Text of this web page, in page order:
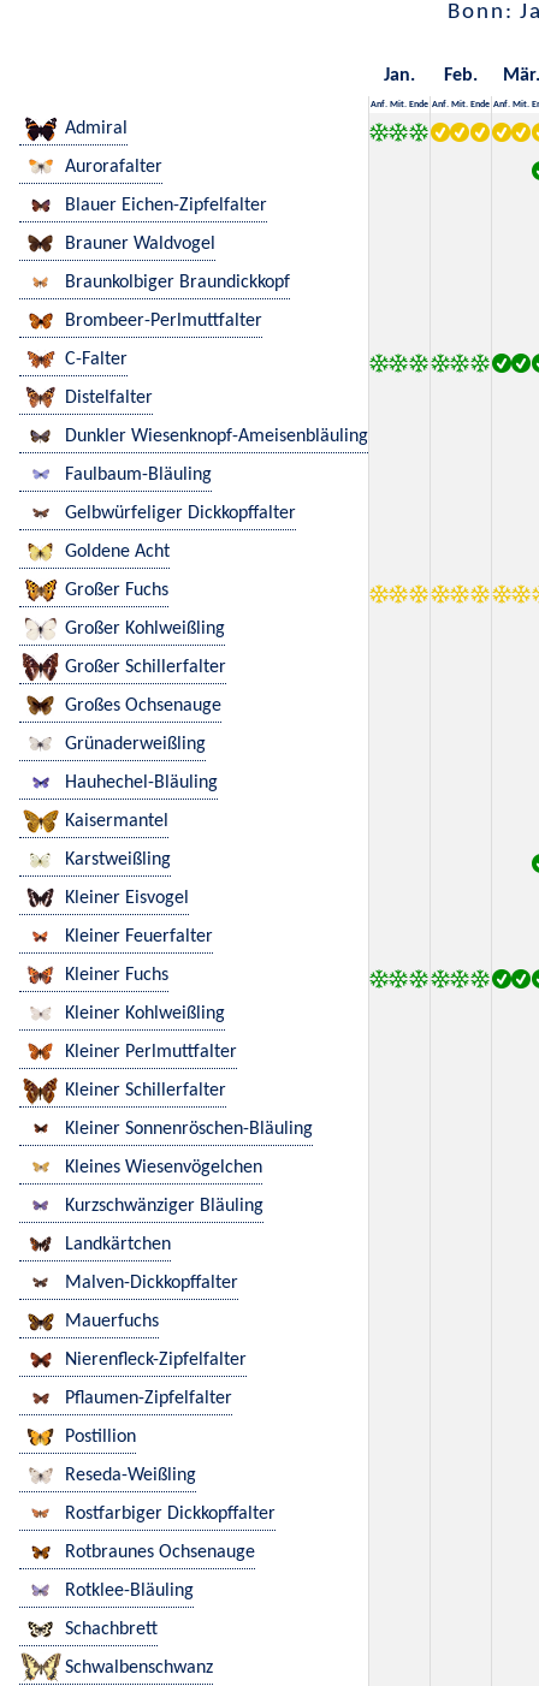
Bonn:
Jan. Feb. Mär.
Anf. Mit. Ende Anf. Mit. Ende Anf. Mit.
Admiral
Aurorafalter
Blauer Eichen-Zipfelfalter
Brauner Waldvogel
Braunkolbiger Braundickkopf
Brombeer-Perlmuttfalter
C-Falter
Distelfalter
Dunkler Wiesenknopf-Ameisenbläuling
Faulbaum-Bläuling
Gelbwürfeliger Dickkopffalter
Goldene Acht
Großer Fuchs
Großer Kohlweißling
Großer Schillerfalter
Großes Ochsenauge
Grünaderweißling
Hauhechel-Bläuling
Kaisermantel
Karstweißling
Kleiner Eisvogel
Kleiner Feuerfalter
Kleiner Fuchs
Kleiner Kohlweißling
Kleiner Perlmuttfalter
Kleiner Schillerfalter
Kleiner Sonnenröschen-Bläuling
Kleines Wiesenvögelchen
Kurzschwänziger Bläuling
Landkärtchen
Malven-Dickkopffalter
Mauerfuchs
Nierenfleck-Zipfelfalter
Pflaumen-Zipfelfalter
Postillion
Reseda-Weißling
Rostfarbiger Dickkopffalter
Rotbraunes Ochsenauge
Rotklee-Bläuling
Schachbrett
Schwalbenschwanz